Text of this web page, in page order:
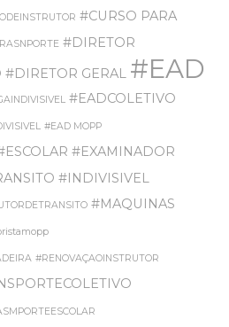
#CURSO PARA
#DIRETOR
#DIRETOR GERAL #EAD
#EADCOLETIVO
#EAD MOPP
#EXAMINADOR
#INDIVISIVEL
#MAQUINAS
#RENOVAÇAOINSTRUTOR